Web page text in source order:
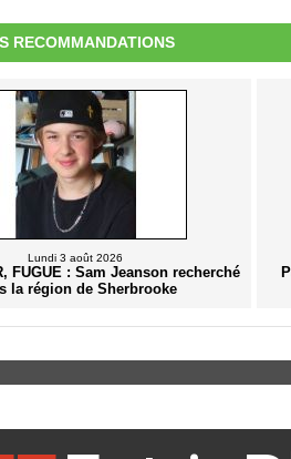
RECOMMANDATIONS
Lundi 3 août 2026
FUGUE : Sam Jeanson recherché
la région de Sherbrooke